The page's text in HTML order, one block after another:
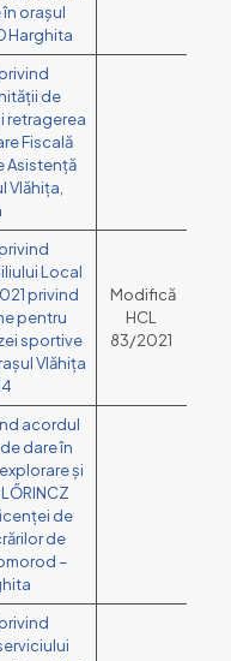
orașul
Harghita
de
retragerea
Fiscală
Asistență
Vlăhița,
Local
privind
pentru
sportive
Vlăhița
Modifică
HCL
83/2021
acordul
dare în
și
de
de
–